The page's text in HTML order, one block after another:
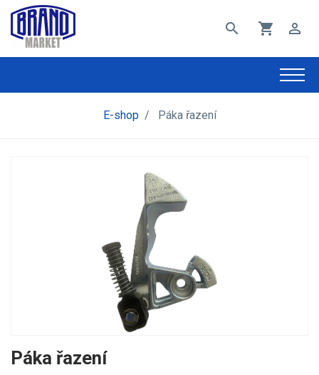
search shopping_cart perm_identity
E-shop / Páka řazení
Páka řazení